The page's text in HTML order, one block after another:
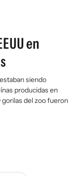
en
siendo
producidas en
del zoo fueron